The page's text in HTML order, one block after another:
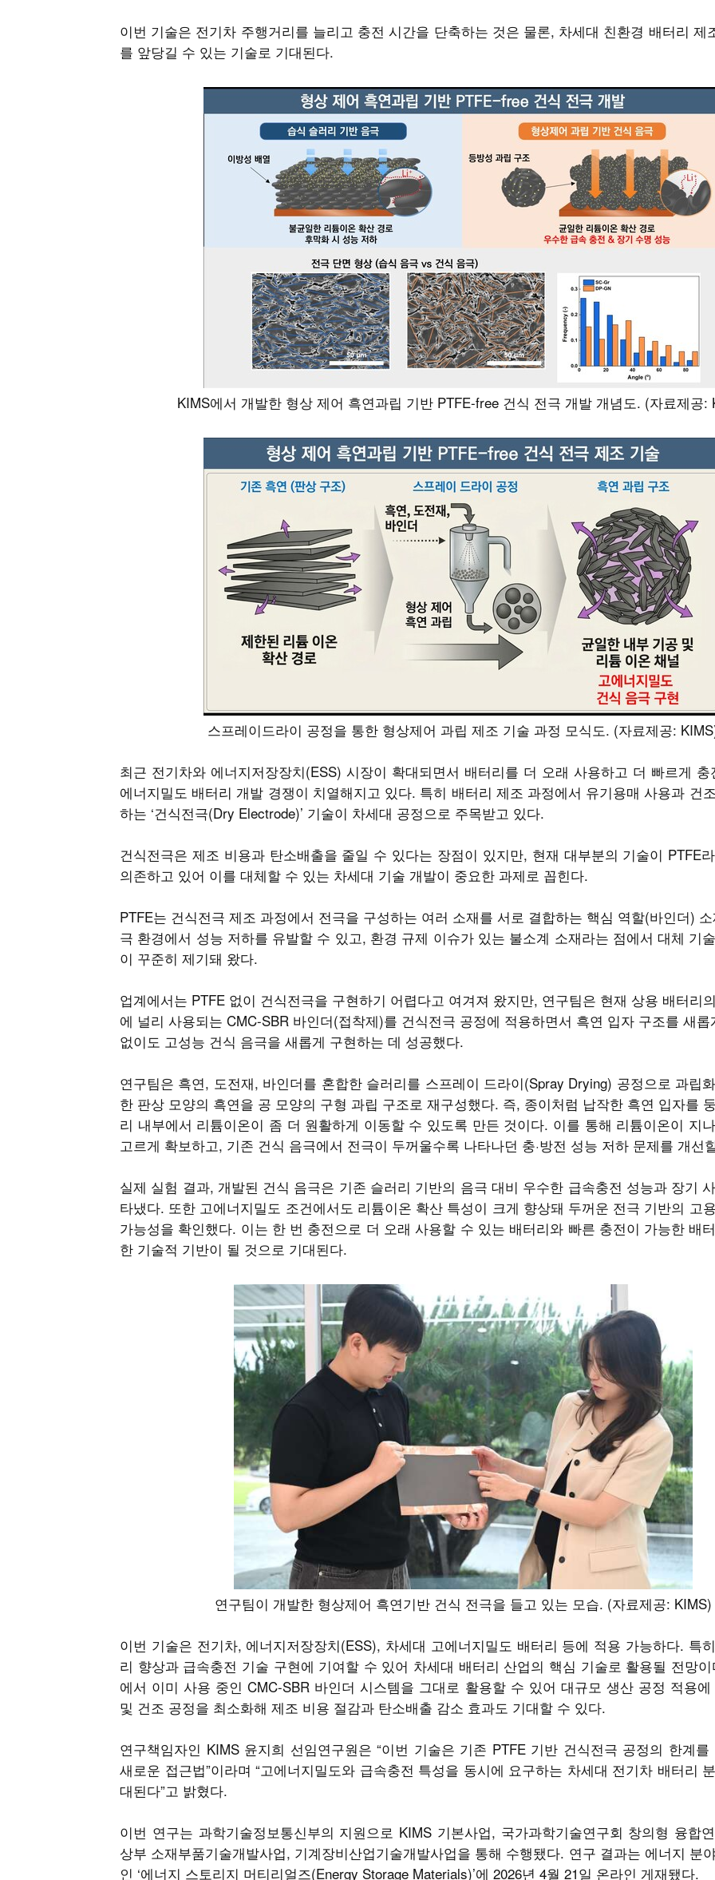
이번 기술은 전기차 주행거리를 늘리고 충전 시간을 단축하는 것은 물론, 차세대 친환경 배터리 제
를 앞당길 수 있는 기술로 기대된다.
KIMS에서 개발한 형상 제어 흑연과립 기반 PTFE-free 건식 전극 개발 개념도. (자료제공:
스프레이드라이 공정을 통한 형상제어 과립 제조 기술 과정 모식도. (자료제공:
최근 전기차와 에너지저장장치(ESS) 시장이 확대되면서 배터리를 더 오래 사용하고 더 빠르게
에너지밀도 배터리 개발 경쟁이 치열해지고 있다. 특히 배터리 제조 과정에서 유기용매 사용과 건
하는 ‘건식전극(Dry Electrode)’ 기술이 차세대 공정으로 주목받고 있다.
건식전극은 제조 비용과 탄소배출을 줄일 수 있다는 장점이 있지만, 현재 대부분의 기술이 PTFE
의존하고 있어 이를 대체할 수 있는 차세대 기술 개발이 중요한 과제로 꼽힌다.
PTFE는 건식전극 제조 과정에서 전극을 구성하는 여러 소재를 서로 결합하는 핵심 역할(바인더)
극 환경에서 성능 저하를 유발할 수 있고, 환경 규제 이슈가 있는 불소계 소재라는 점에서 대체 기
이 꾸준히 제기돼 왔다.
업계에서는 PTFE 없이 건식전극을 구현하기 어렵다고 여겨져 왔지만, 연구팀은 현재 상용 배터리
에 널리 사용되는 CMC-SBR 바인더(접착제)를 건식전극 공정에 적용하면서 흑연 입자 구조를 새
없이도 고성능 건식 음극을 새롭게 구현하는 데 성공했다.
연구팀은 흑연, 도전재, 바인더를 혼합한 슬러리를 스프레이 드라이(Spray Drying) 공정으로 과립
한 판상 모양의 흑연을 공 모양의 구형 과립 구조로 재구성했다. 즉, 종이처럼 납작한 흑연 입자를
리 내부에서 리튬이온이 좀 더 원활하게 이동할 수 있도록 만든 것이다. 이를 통해 리튬이온이 지
고르게 확보하고, 기존 건식 음극에서 전극이 두꺼울수록 나타나던 충·방전 성능 저하 문제를 개선
실제 실험 결과, 개발된 건식 음극은 기존 슬러리 기반의 음극 대비 우수한 급속충전 성능과 장기
타냈다. 또한 고에너지밀도 조건에서도 리튬이온 확산 특성이 크게 향상돼 두꺼운 전극 기반의 고
가능성을 확인했다. 이는 한 번 충전으로 더 오래 사용할 수 있는 배터리와 빠른 충전이 가능한 배
한 기술적 기반이 될 것으로 기대된다.
연구팀이 개발한 형상제어 흑연기반 건식 전극을 들고 있는 모습. (자료제공: KIMS)
이번 기술은 전기차, 에너지저장장치(ESS), 차세대 고에너지밀도 배터리 등에 적용 가능하다. 특
리 향상과 급속충전 기술 구현에 기여할 수 있어 차세대 배터리 산업의 핵심 기술로 활용될 전망
에서 이미 사용 중인 CMC-SBR 바인더 시스템을 그대로 활용할 수 있어 대규모 생산 공정 적용
및 건조 공정을 최소화해 제조 비용 절감과 탄소배출 감소 효과도 기대할 수 있다.
연구책임자인 KIMS 윤지희 선임연구원은 “이번 기술은 기존 PTFE 기반 건식전극 공정의 한계
새로운 접근법”이라며 “고에너지밀도와 급속충전 특성을 동시에 요구하는 차세대 전기차 배터리
대된다”고 밝혔다.
이번 연구는 과학기술정보통신부의 지원으로 KIMS 기본사업, 국가과학기술연구회 창의형 융합
상부 소재부품기술개발사업, 기계장비산업기술개발사업을 통해 수행됐다. 연구 결과는 에너지 분
인 ‘에너지 스토리지 머티리얼즈(Energy Storage Materials)’에 2026년 4월 21일 온라인 게재됐다.